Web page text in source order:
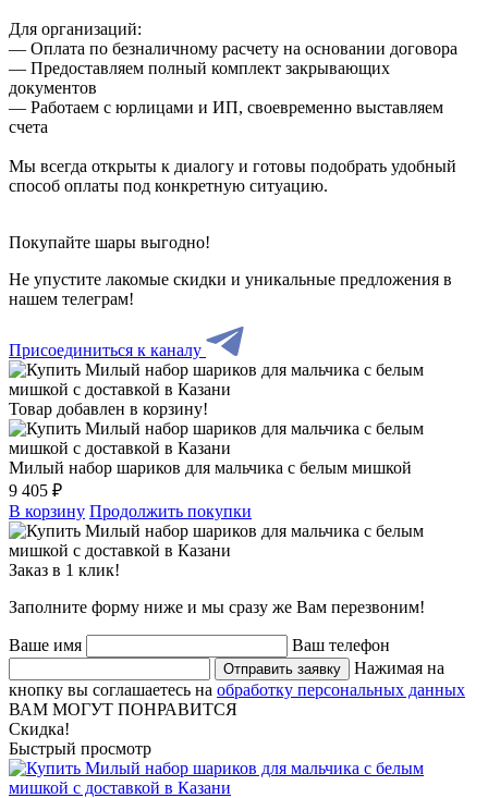
Для организаций:
— Оплата по безналичному расчету на основании договора
— Предоставляем полный комплект закрывающих
документов
— Работаем с юрлицами и ИП, своевременно выставляем
счета
Мы всегда открыты к диалогу и готовы подобрать удобный
способ оплаты под конкретную ситуацию.
Покупайте шары выгодно!
Не упустите лакомые скидки и уникальные предложения в
нашем телеграм!
Присоединиться к каналу
Товар добавлен в корзину!
Милый набор шариков для мальчика с белым мишкой
9 405 ₽
В корзину Продолжить покупки
Заказ в 1 клик!
Заполните форму ниже и мы сразу же Вам перезвоним!
Ваше имя Ваш телефон
Отправить заявку
Нажимая на
кнопку вы соглашаетесь на обработку персональных данных
ВАМ МОГУТ ПОНРАВИТСЯ
Скидка!
Быстрый просмотр